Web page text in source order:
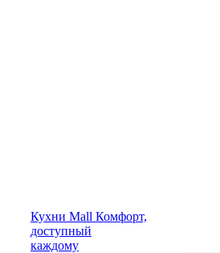
Кухни Mall Комфорт,
доступный
каждому